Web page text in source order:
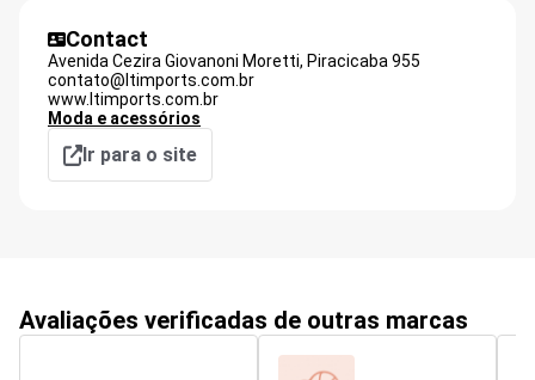
Contact
Avenida Cezira Giovanoni Moretti, Piracicaba 955
contato@ltimports.com.br
www.ltimports.com.br
Moda e acessórios
Ir para o site
Avaliações verificadas de outras marcas